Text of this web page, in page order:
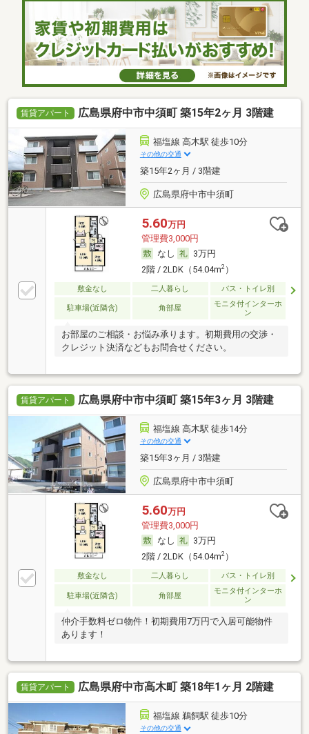
賃貸アパート 広島県府中市中須町 築15年2ヶ月 3階建
福塩線 高木駅 徒歩10分
その他の交通
築15年2ヶ月 / 3階建
広島県府中市中須町
5.60万円
管理費3,000円
なし
3万円
2階 / 2LDK（54.04m2）
敷金なし 二人暮らし バス・トイレ別
駐車場(近隣含) 角部屋
モニタ付インターホ
ン
お部屋のご相談・お悩み承ります。初期費用の交渉・
クレジット決済などもお問合せください。
賃貸アパート 広島県府中市中須町 築15年3ヶ月 3階建
福塩線 高木駅 徒歩14分
その他の交通
築15年3ヶ月 / 3階建
広島県府中市中須町
5.60万円
管理費3,000円
なし
3万円
2階 / 2LDK（54.04m2）
敷金なし 二人暮らし バス・トイレ別
駐車場(近隣含) 角部屋
モニタ付インターホ
ン
仲介手数料ゼロ物件！初期費用7万円で入居可能物件
あります！
賃貸アパート 広島県府中市高木町 築18年1ヶ月 2階建
福塩線 鵜飼駅 徒歩10分
その他の交通